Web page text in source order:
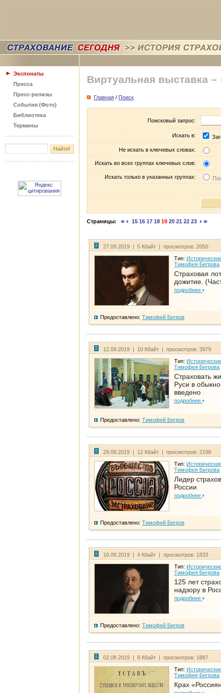
Экспонаты
Пресса
Пресс-релизы
События (Фото)
Библиотека
Термины
Виртуальная выставка –
Главная / Поиск
Поисковый запрос:
Искать в:
Не искать в ключевых словах:
Искать во всех группах ключевых слов:
Искать только в указанных группах:
Страницы: 15 16 17 18 19 20 21 22 23
27.09.2019 | 5 Кбайт | просмотров: 2050
Тип:
Тимофея Бегрова
Страховая
дожитие.
подробнее
Предоставлено: Тимофей Бегров
12.09.2019 | 10 Кбайт | просмотров: 3979
Тип:
Тимофея Бегрова
Страховать
Руси в
введено
подробнее
Предоставлено: Тимофей Бегров
29.08.2019 | 12 Кбайт | просмотров: 2198
Тип:
Тимофея Бегрова
Лидер
России
подробнее
Предоставлено: Тимофей Бегров
16.08.2019 | 4 Кбайт | просмотров: 1833
Тип:
Тимофея Бегрова
125 лет
надзору в
подробнее
Предоставлено: Тимофей Бегров
02.08.2019 | 8 Кбайт | просмотров: 1887
Тип:
Тимофея Бегрова
Крах